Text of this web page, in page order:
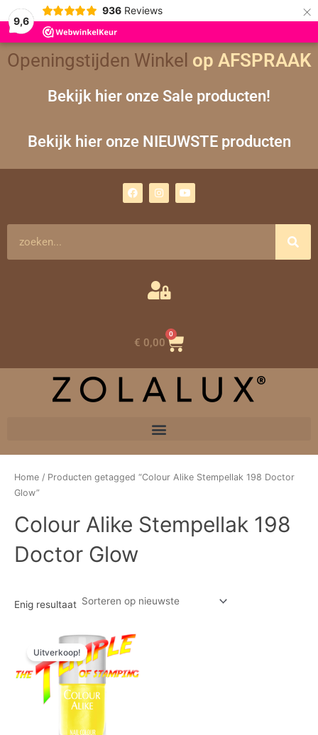
9,6
936 Reviews ×
Openingstijden Winkel op AFSPRAAK
Bekijk hier onze Sale producten!
Bekijk hier onze NIEUWSTE producten
a
c
n
s
m
o
u
€ 0,00
0
Winkelwagen
Home / Producten getagged “Colour Alike Stempellak 198 Doctor
Glow”
Colour Alike Stempellak 198
Doctor Glow
Enig resultaat
Uitverkoop!
Oorspronkelijke
prijs
was:
€ 7,26.
Huidige
prijs
is:
€ 5,08.